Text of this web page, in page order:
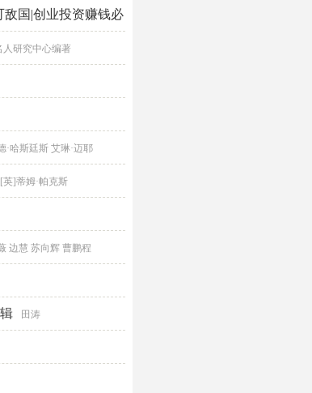
国|创业投资赚钱必
人研究中心编著
·哈斯廷斯 艾琳·迈耶
[英]蒂姆·帕克斯
边慧 苏向辉 曹鹏程
田涛